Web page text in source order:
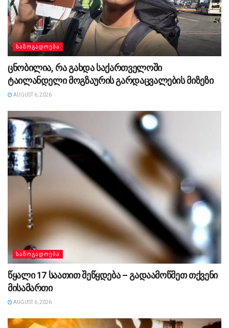
ᲡᲐᲖᲝᲒᲐᲓᲝᲔᲑᲐ
ცნობილია, რა გახდა საქართველოში
ტაილანდელი მოგზაურის გარდაცვალების მიზეზი
AUGUST 6, 2026
ᲡᲐᲖᲝᲒᲐᲓᲝᲔᲑᲐ
წყალი 17 საათით შეწყდება – გადაამოწმეთ თქვენი
მისამართი
AUGUST 6, 2026